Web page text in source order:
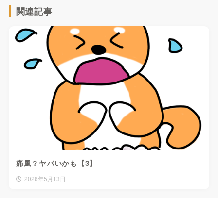
関連記事
痛風？ヤバいかも【3】
2026年5月13日